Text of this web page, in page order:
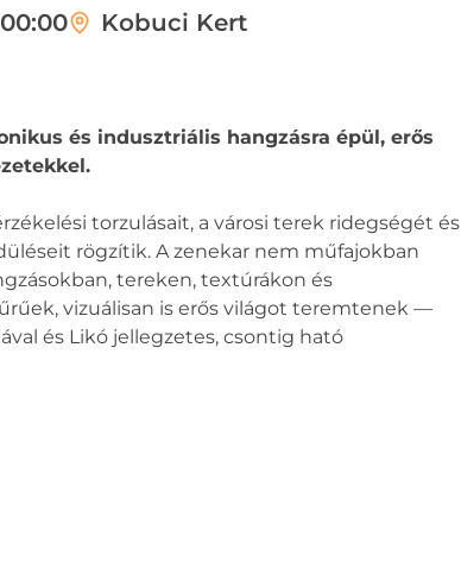
Kobuci Kert
és indusztriális hangzásra épül, erős
torzulásait, a városi terek ridegségét és
rögzítik. A zenekar nem műfajokban
tereken, textúrákon és
vizuálisan is erős világot teremtenek —
és Likó jellegzetes, csontig ható